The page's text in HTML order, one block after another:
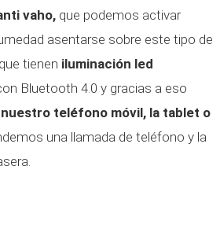
vaho, que podemos activar
asentarse sobre este tipo de
tienen iluminación led
Bluetooth 4.0 y gracias a eso
teléfono móvil, la tablet o
una llamada de teléfono y la